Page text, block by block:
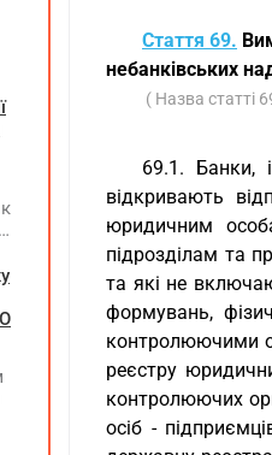
Стаття 69.
небанківських
( Назва статті
69.1. Банки,
відкривають
юридичним
підрозділам та
та які не
формувань,
контролюючими
реєстру
контролюючих
осіб -